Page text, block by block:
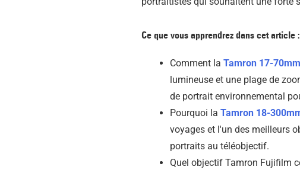
Ce que vous apprendrez dans cet article :
Comment la Tamron 17-
lumineuse et une plage de
de portrait environnemental
Pourquoi la Tamron 18-
voyages et l'un des meilleurs
portraits au téléobjectif.
Quel objectif Tamron Fujifilm